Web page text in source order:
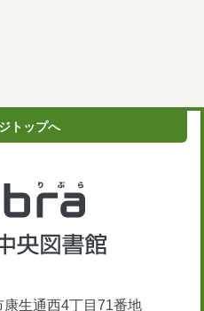
トップへ
生通西4丁目71番地